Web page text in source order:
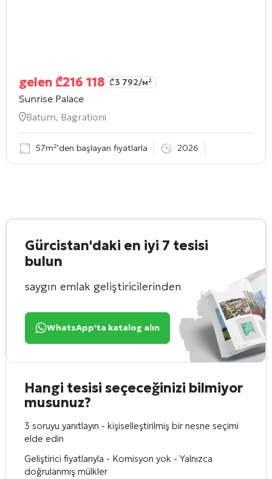
gelen ₾216 118 ₾3 792/м²
Sunrise Palace
Batum, Bagrationi
57m²'den başlayan fiyatlarla 2026
Gürcistan'daki en iyi 7 tesisi
bulun
saygın emlak geliştiricilerinden
WhatsApp'ta katalog alın
Hangi tesisi seçeceğinizi bilmiyor
musunuz?
3 soruyu yanıtlayın - kişiselleştirilmiş bir nesne seçimi
elde edin
Geliştirici fiyatlarıyla - Komisyon yok - Yalnızca
doğrulanmış mülkler